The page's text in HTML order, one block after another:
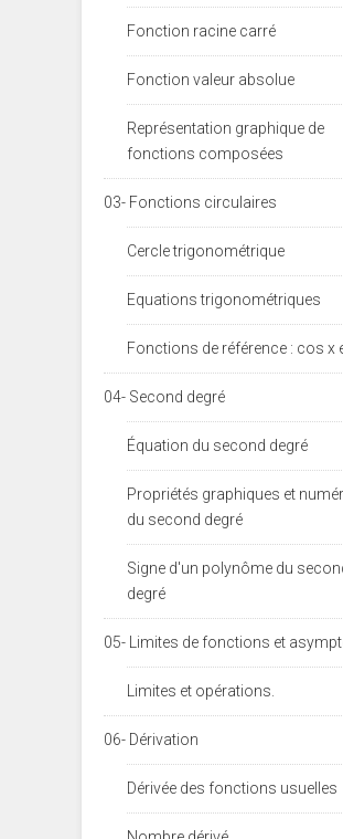
Fonction racine carré
Fonction valeur absolue
Représentation graphique de
fonctions composées
03- Fonctions circulaires
Cercle trigonométrique
Equations trigonométriques
Fonctions de référence : cos x
04- Second degré
Équation du second degré
Propriétés graphiques et
du second degré
Signe d'un polynôme du
degré
05- Limites de fonctions et
Limites et opérations.
06- Dérivation
Dérivée des fonctions usuelles